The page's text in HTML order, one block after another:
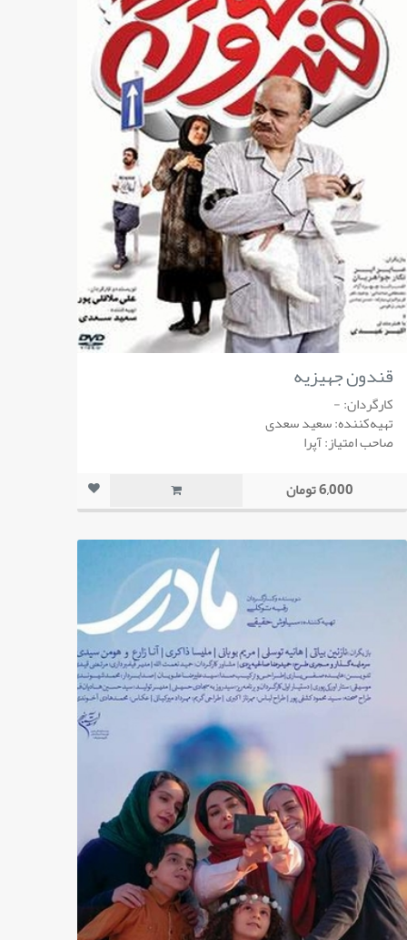
قندون جهیزیه
کارگردان: -
تهیه‌کننده: سعید سعدی
صاحب امتیاز: آپرا
6,000 تومان